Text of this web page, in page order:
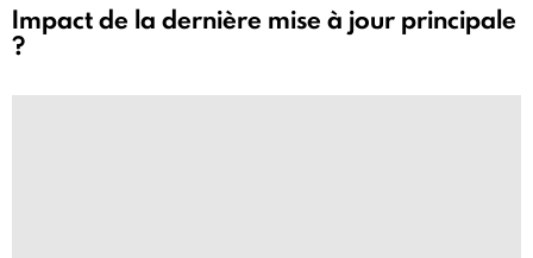
Impact de la dernière mise à jour principale
?